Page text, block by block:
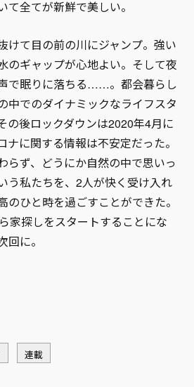
て全てが新鮮で美しい。
けて目の前の川にジャンプ。強い
のギャップが心地よい。そして夜
で眠りに落ちる……。都会暮らし
中でのダイナミックなライフスタ
の後ロックダウンは2020年4月に
ナに関する情報は不安定だった。
らず、どうにか自然の中で思いっ
う私たちを、2人が快く受け入れ
のひと時を過ごすことができた。
家探しをスタートすることにな
回に。
連載